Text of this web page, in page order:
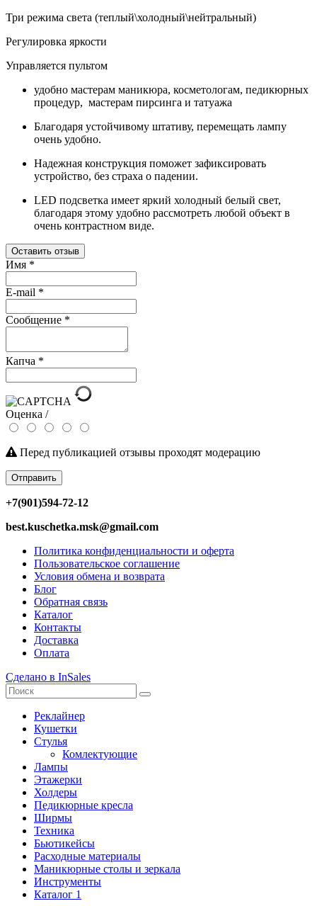
Три режима света (теплый\холодный\нейтральный)
Регулировка яркости
Управляется пультом
удобно мастерам маникюра, косметологам, педикюрных
процедур, мастерам пирсинга и татуажа
Благодаря устойчивому штативу, перемещать лампу
очень удобно.
Надежная конструкция поможет зафиксировать
устройство, без страха о падении.
LED подсветка имеет яркий холодный белый свет,
благодаря этому удобно рассмотреть любой объект в
очень контрастном виде.
Оставить отзыв
Имя *
E-mail *
Сообщение *
Капча *
Оценка /
Перед публикацией отзывы проходят модерацию
Отправить
+7(901)594-72-12
best.kuschetka.msk@gmail.com
Политика конфиденциальности и оферта
Пользовательское соглашение
Условия обмена и возврата
Блог
Обратная связь
Каталог
Контакты
Доставка
Оплата
Сделано в InSales
Реклайнер
Кушетки
Стулья
Комлектующие
Лампы
Этажерки
Холдеры
Педикюрные кресла
Ширмы
Техника
Бьютикейсы
Расходные материалы
Маникюрные столы и зеркала
Инструменты
Каталог 1